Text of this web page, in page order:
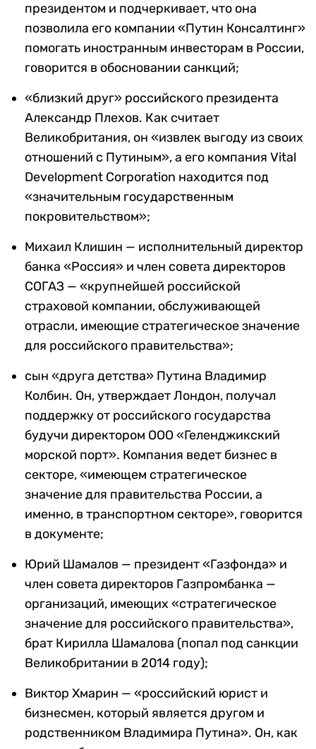
президентом и подчеркивает, что она
позволила его компании «Путин Консалтинг»
помогать иностранным инвесторам в России,
говорится в обосновании санкций;
«близкий друг» российского президента
Александр Плехов. Как считает
Великобритания, он «извлек выгоду из своих
отношений с Путиным», а его компания Vital
Development Corporation находится под
«значительным государственным
покровительством»;
Михаил Клишин — исполнительный директор
банка «Россия» и член совета директоров
СОГАЗ — «крупнейшей российской
страховой компании, обслуживающей
отрасли, имеющие стратегическое значение
для российского правительства»;
сын «друга детства» Путина Владимир
Колбин. Он, утверждает Лондон, получал
поддержку от российского государства
будучи директором ООО «Геленджикский
морской порт». Компания ведет бизнес в
секторе, «имеющем стратегическое
значение для правительства России, а
именно, в транспортном секторе», говорится
в документе;
Юрий Шамалов — президент «Газфонда» и
член совета директоров Газпромбанка —
организаций, имеющих «стратегическое
значение для российского правительства»,
брат Кирилла Шамалова (попал под санкции
Великобритании в 2014 году);
Виктор Хмарин — «российский юрист и
бизнесмен, который является другом и
родственником Владимира Путина». Он, как